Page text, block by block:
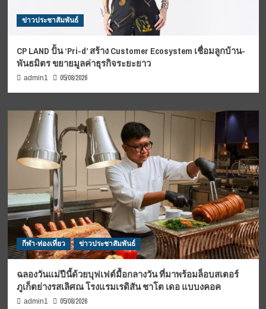
ข่าวประชาสัมพันธ์
CP LAND ปั้น ‘Pri-d’ สร้าง Customer Ecosystem เชื่อมลูกบ้าน-
พันธมิตร ขยายมูลค่าธุรกิจระยะยาว
admin1 05/08/2026
กีฬา-ท่องเที่ยว ข่าวประชาสัมพันธ์
ฉลองวันแม่ปีนี้ด้วยบุฟเฟต์มื้อกลางวัน ที่มาพร้อมล็อบสเตอร์
ภูเก็ตย่างรสเลิศณ โรงแรมเรดิสัน ชาโต เดอ แบบงคอค
admin1 05/08/2026